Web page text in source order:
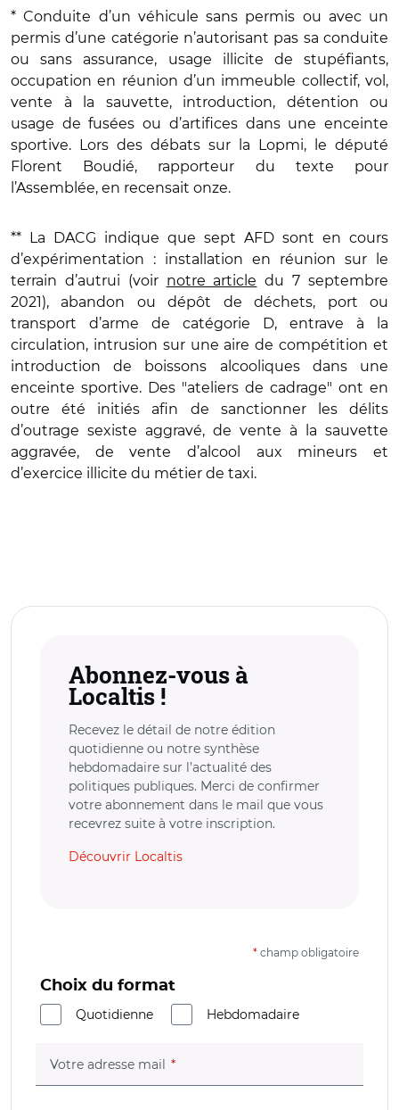
* Conduite d’un véhicule sans permis ou avec un
permis d’une catégorie n’autorisant pas sa conduite
ou sans assurance, usage illicite de stupéfiants,
occupation en réunion d’un immeuble collectif, vol,
vente à la sauvette, introduction, détention ou
usage de fusées ou d’artifices dans une enceinte
sportive. Lors des débats sur la Lopmi, le député
Florent Boudié, rapporteur du texte pour
l’Assemblée, en recensait onze.
** La DACG indique que sept AFD sont en cours
d’expérimentation : installation en réunion sur le
terrain d’autrui (voir notre article du 7 septembre
2021), abandon ou dépôt de déchets, port ou
transport d’arme de catégorie D, entrave à la
circulation, intrusion sur une aire de compétition et
introduction de boissons alcooliques dans une
enceinte sportive. Des "ateliers de cadrage" ont en
outre été initiés afin de sanctionner les délits
d’outrage sexiste aggravé, de vente à la sauvette
aggravée, de vente d’alcool aux mineurs et
d’exercice illicite du métier de taxi.
Abonnez-vous à
Localtis !
Recevez le détail de notre édition
quotidienne ou notre synthèse
hebdomadaire sur l’actualité des
politiques publiques. Merci de confirmer
votre abonnement dans le mail que vous
recevrez suite à votre inscription.
Découvrir Localtis
* champ obligatoire
Choix du format
Quotidienne
Hebdomadaire
Votre adresse mail (champ obligatoire)